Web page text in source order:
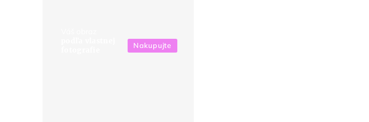
Nakupujte